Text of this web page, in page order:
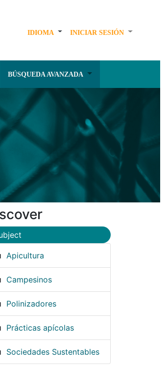
IDIOMA INICIAR SESIÓN
BÚSQUEDA AVANZADA
Apicultura
Campesinos
Polinizadores
Prácticas apícolas
Sociedades Sustentables